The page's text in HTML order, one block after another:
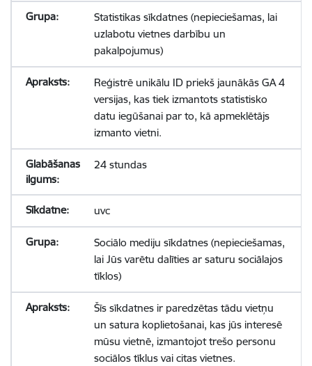
Statistikas sīkdatnes (nepieciešamas, lai
uzlabotu vietnes darbību un
pakalpojumus)
Reģistrē unikālu ID priekš jaunākās GA 4
versijas, kas tiek izmantots statistisko
datu iegūšanai par to, kā apmeklētājs
izmanto vietni.
24 stundas
uvc
Sociālo mediju sīkdatnes (nepieciešamas,
lai Jūs varētu dalīties ar saturu sociālajos
tīklos)
Šīs sīkdatnes ir paredzētas tādu vietņu
un satura koplietošanai, kas jūs interesē
mūsu vietnē, izmantojot trešo personu
sociālos tīklus vai citas vietnes.